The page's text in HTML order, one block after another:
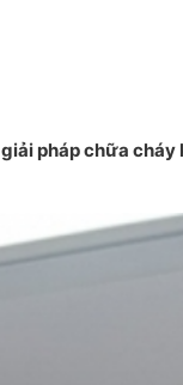
giải pháp chữa cháy